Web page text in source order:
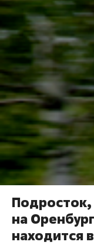
на
находится